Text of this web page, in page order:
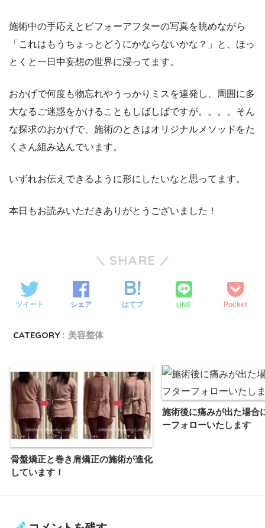
施術中の手応えとビフォーアフターの写真を眺めながら
「これはもうちょっとどうにかならないかな？」と、ほっ
とくと一日中妄想の世界に浸ってます。
おかげで何度も物忘れやうっかりミスを連発し、周囲に多
大なるご迷惑をかけることもしばしばですが。。。。そん
な探求のおかげで、施術のときはオリジナルメソッドをた
くさん組み込んでいます。
いずれお伝えできるように形にしたいなと思ってます。
本日もお読みいただきありがとうございました！
SHARE
ツイート シェア はてブ LINE Pocket
CATEGORY : 美容整体
骨盤矯正と巻き肩矯正の施術が進化
しています！
施術後に痛みが出た場合
ーフォローいたします